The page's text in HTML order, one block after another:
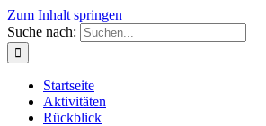
Zum Inhalt springen
Suche nach:
Startseite
Aktivitäten
Rückblick